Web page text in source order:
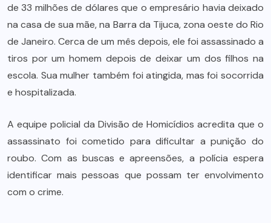
de 33 milhões de dólares que o empresário havia deixado
na casa de sua mãe, na Barra da Tijuca, zona oeste do Rio
de Janeiro. Cerca de um mês depois, ele foi assassinado a
tiros por um homem depois de deixar um dos filhos na
escola. Sua mulher também foi atingida, mas foi socorrida
e hospitalizada.
A equipe policial da Divisão de Homicídios acredita que o
assassinato foi cometido para dificultar a punição do
roubo. Com as buscas e apreensões, a polícia espera
identificar mais pessoas que possam ter envolvimento
com o crime.